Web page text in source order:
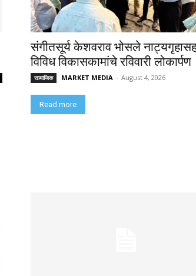
संगीतसूर्य केशवराव भोसले
विविध विकासकामांचे रविवारी लोकार्पण
सामाजिक MARKET MEDIA - August 4, 2026
Read more